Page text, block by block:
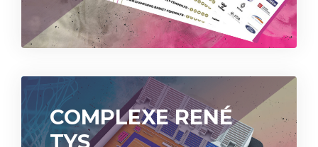
COMPLEXE RENÉ
TYS